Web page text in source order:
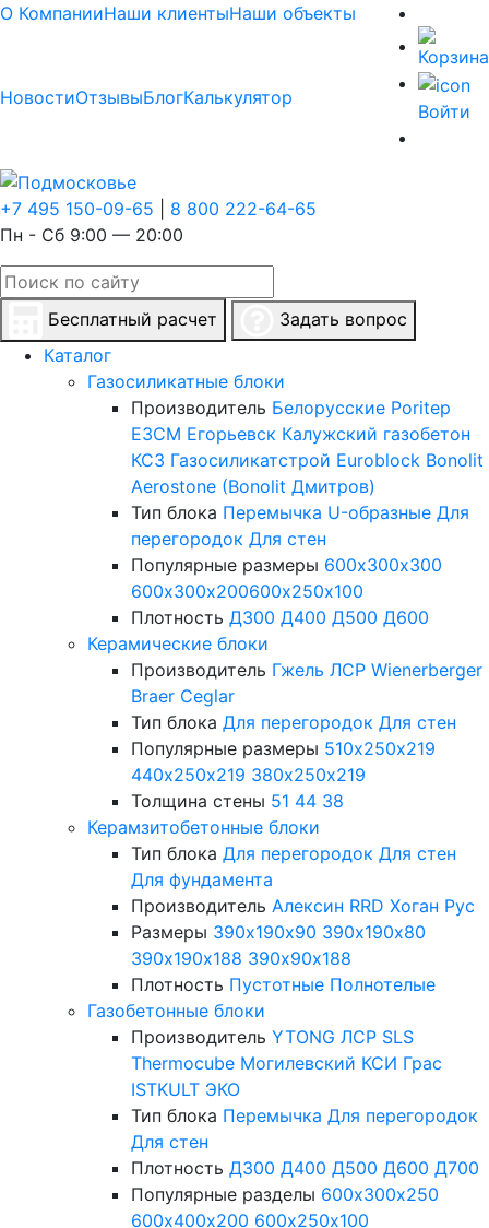
О КомпанииНаши клиентыНаши объекты
НовостиОтзывыБлогКалькулятор
Войти
+7 495 150-09-65
8 800 222-64-65
Пн - Сб 9:00 — 20:00
Бесплатный расчет
Задать вопрос
Каталог
Газосиликатные блоки
Производитель Белорусские Poritep
ЕЗСМ Егорьевск Калужский газобетон
КСЗ Газосиликатстрой Euroblock Bonolit
Aerostone (Bonolit Дмитров)
Тип блока Перемычка U-образные Для
перегородок Для стен
Популярные размеры 600х300х300
600х300х200600х250х100
Плотность Д300 Д400 Д500 Д600
Керамические блоки
Производитель Гжель ЛСР Wienerberger
Braer Ceglar
Тип блока Для перегородок Для стен
Популярные размеры 510х250х219
440х250х219 380х250х219
Толщина стены 51 44 38
Керамзитобетонные блоки
Тип блока Для перегородок Для стен
Для фундамента
Производитель Алексин RRD Хоган Рус
Размеры 390х190х90 390х190х80
390х190х188 390х90х188
Плотность Пустотные Полнотелые
Газобетонные блоки
Производитель YTONG ЛСР SLS
Thermocube Могилевский КСИ Грас
ISTKULT ЭКО
Тип блока Перемычка Для перегородок
Для стен
Плотность Д300 Д400 Д500 Д600 Д700
Популярные разделы 600х300х250
600х400х200 600х250х100